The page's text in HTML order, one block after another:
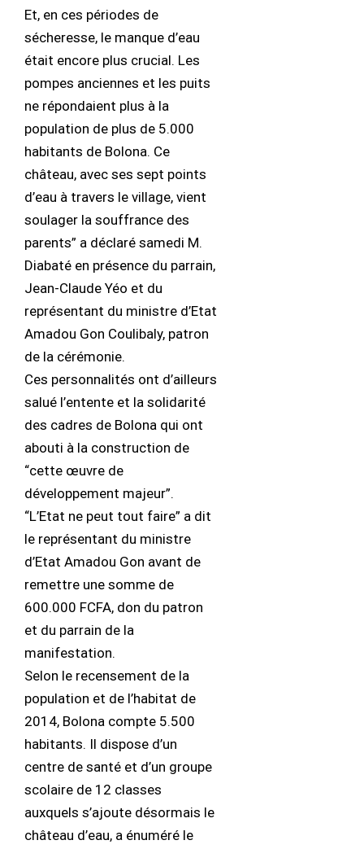
Et, en ces périodes de
sécheresse, le manque d’eau
était encore plus crucial. Les
pompes anciennes et les puits
ne répondaient plus à la
population de plus de 5.000
habitants de Bolona. Ce
château, avec ses sept points
d’eau à travers le village, vient
soulager la souffrance des
parents” a déclaré samedi M.
Diabaté en présence du parrain,
Jean-Claude Yéo et du
représentant du ministre d’Etat
Amadou Gon Coulibaly, patron
de la cérémonie.
Ces personnalités ont d’ailleurs
salué l’entente et la solidarité
des cadres de Bolona qui ont
abouti à la construction de
“cette œuvre de
développement majeur”.
“L’Etat ne peut tout faire” a dit
le représentant du ministre
d’Etat Amadou Gon avant de
remettre une somme de
600.000 FCFA, don du patron
et du parrain de la
manifestation.
Selon le recensement de la
population et de l’habitat de
2014, Bolona compte 5.500
habitants. Il dispose d’un
centre de santé et d’un groupe
scolaire de 12 classes
auxquels s’ajoute désormais le
château d’eau, a énuméré le